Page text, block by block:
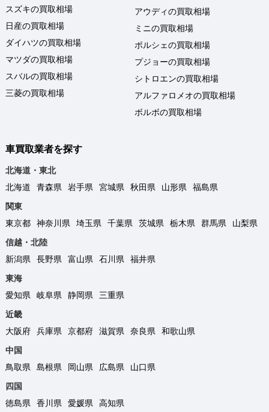
スズキの買取相場
日産の買取相場
ダイハツの買取相場
マツダの買取相場
スバルの買取相場
三菱の買取相場
アウディの買取相場
ミニの買取相場
ポルシェの買取相場
プジョーの買取相場
シトロエンの買取相場
アルファロメオの買取相場
ボルボの買取相場
車買取業者を探す
北海道・東北
北海道
青森県 岩手県 宮城県 秋田県 山形県
福島県
関東
東京都
神奈川県 埼玉県 千葉県 茨城県 栃木県 群馬県
山梨県
信越・北陸
新潟県
長野県 富山県 石川県
福井県
東海
愛知県
岐阜県 静岡県
三重県
近畿
大阪府
兵庫県 京都府 滋賀県 奈良県
和歌山県
中国
鳥取県
島根県 岡山県 広島県
山口県
四国
徳島県
香川県 愛媛県
高知県